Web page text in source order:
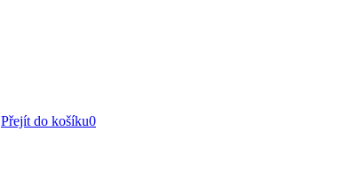
Přejít do košíku0